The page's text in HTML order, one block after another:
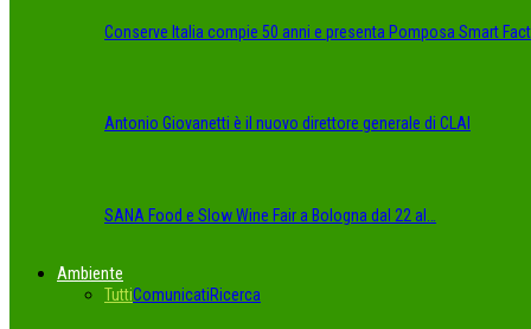
Conserve Italia compie 50 anni e presenta Pomposa Smart
Antonio Giovanetti è il nuovo direttore generale di CLAI
SANA Food e Slow Wine Fair a Bologna dal 22 al…
Ambiente
TuttiComunicatiRicerca